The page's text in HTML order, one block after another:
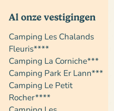
Al onze vestigingen
Camping Les Chalands
Fleuris****
Camping La Corniche***
Camping Park Er Lann***
Camping Le Petit
Rocher****